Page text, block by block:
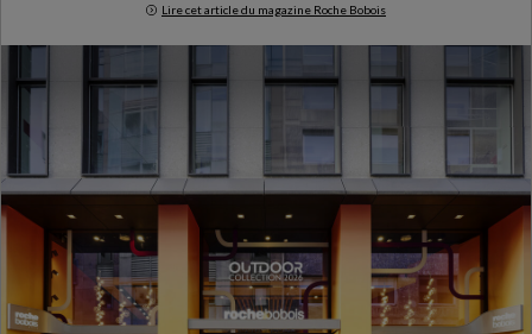
Lire cet article du magazine Roche Bobois
Milan Design Week 2026